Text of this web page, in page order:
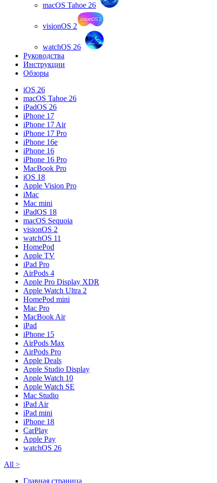
macOS Tahoe 26
visionOS 2
watchOS 26
Руководства
Инструкции
Обзоры
iOS 26
macOS Tahoe 26
iPadOS 26
iPhone 17
iPhone 17 Air
iPhone 17 Pro
iPhone 16e
iPhone 16
iPhone 16 Pro
MacBook Pro
iOS 18
Apple Vision Pro
iMac
Mac mini
iPadOS 18
macOS Sequoia
visionOS 2
watchOS 11
HomePod
Apple TV
iPad Pro
AirPods 4
Apple Pro Display XDR
Apple Watch Ultra 2
HomePod mini
Mac Pro
MacBook Air
iPad
iPhone 15
AirPods Max
AirPods Pro
Apple Deals
Apple Studio Display
Apple Watch 10
Apple Watch SE
Mac Studio
iPad Air
iPad mini
iPhone 18
CarPlay
Apple Pay
watchOS 26
All >
Главная страница